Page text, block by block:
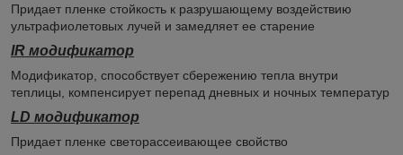
Придает пленке стойкость к разрушающему воздействию
ультрафиолетовых лучей и замедляет ее старение
IR модификатор
Модификатор, способствует сбережению тепла внутри
теплицы, компенсирует перепад дневных и ночных температур
LD модификатор
Придает пленке светорассеивающее свойство